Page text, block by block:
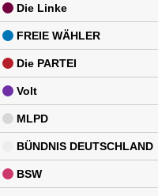
Die Linke
FREIE WÄHLER
Die PARTEI
Volt
MLPD
BÜNDNIS DEUTSCHLAND
BSW